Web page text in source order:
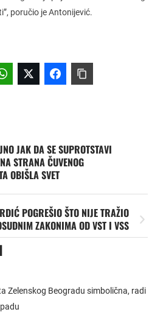
poručio je Antonijević.
JAK DA SE SUPROTSTAVI
STRANA ČUVENOG
OBIŠLA SVET
POGREŠIO ŠTO NIJE TRAŽIO
ZAKONIMA OD VST I VSS
Zelenskog Beogradu simbolična, radi